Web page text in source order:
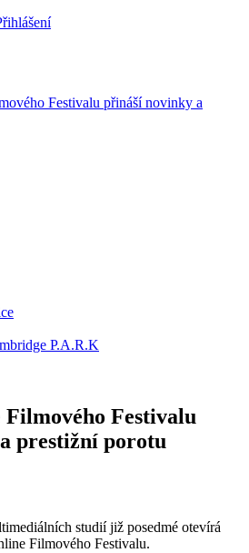
Festivalu přináší novinky a
P.A.R.K
Festivalu
prestižní porotu
studií již posedmé otevírá
Filmového Festivalu.